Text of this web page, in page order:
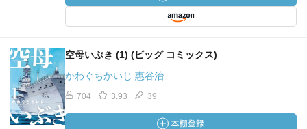
空母いぶき (1) (ビッグ コミックス)
かわぐちかいじ 惠谷治
704 3.93 39